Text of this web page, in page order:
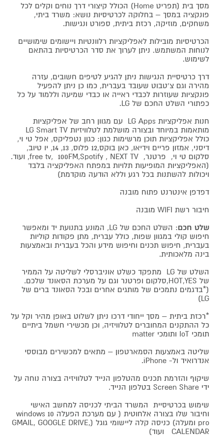
מסך בית (תפריט Home) הכולל קיצורי דרך נוחים וקלים לכל
פונקציה במסך – בחלוקה לכרטיסיות נושא: משרד ביתי,
משחקים, מוזיקה, רכזת ביתית, ספורט ונגישות.
הכרטיסיות מובילות לאפליקציות רלוונטיות ויישומים שימושיים
לנוחות המשתמש. ניתן לערוך את סדר הכרטיסיות בהתאם
לשימוש.
דרך כרטיסיית הנגישות ניתן להגיע לטיפים חשובים, עזרה
מהירה וגם צ'טבוט שעובד בעברית, כמו כן ניתן להפעיל
פונקציות שעוזרות לכבדי ראייה או כבדי שמיעה וללמוד על כל
כפתורי השלט החכם של LG.
חנות אפליקציות LG Apps עם מגוון רחב של אפליקציות
מותאמות במיוחד ובצורה מושלמת לטלוויזיות LG Smart TV
כולל אפליקציות תוכן מרשימות כגון: כגון נטפליקס, אפל טי וי,
דיסני, אמזון פריים וידיאו, כאן בוקס,12 פלוס, 13, 14, יו טיוב,
סלקום טי וי, פרטנר, free tv, 100FM,Spotify , NEXT TV, ועוד.
(האפליקציות המופיעות תלויות במפתח האפליקציה בלבד
ויכולות להשתנות בכל רגע וללא הודעה מוקדמת)
דפדפן אינטרנט פתוח מובנה
חיבור רשת WIFI מובנה
שלט חכם
: השלט החכם של LG, המונע בתנועת יד ומאפשר
חיפוש קולי במגוון שפות, כולל עברית, מתן פקודות קוליות
בעברית, חיפוש תכנים וחיפוש מידע והכל בעברית ובאמצעות
בינה מלאכותית.
השלט של LG מתפקד כשלט אוניברסלי לשליטה על הממיר
של HOT,YES,סלקום ופרטנר וגם על מערכת הסאונד שלכם.
(*בדגמים נתמכים של מותגים אחרים ובכל הסאונד ברים של
LG)
*רכזת ביתית – מסך ייחודי דרכו ניתן לשלוט באופן מהיר וקל על
כל ההתקנים המחוברים לטלוויזיה, וכן מכשירי חשמל ביתיים
תומכי IoT ותומכי matter
שליטה באמצעות הסמארטפון – מתאים למכשירים מבוססי
אנדרואיד ול- iPhone.
שיקוף והזרמת תכנים מהטלפון הנייד לטלוויזיה בצורה נוחה על
ידי Screen Share בטלפון הנייד.
שימוש בכרטיסיית המשרד הביתי לכניסה למחשב האישי
וחיבור שלו בצורה אלחוטית ( עם מערכת הפעלה windows 10
pro ומעלה) כניסה קלה ליישומי גוגל (GMAIL, GOOGLE DRIVE,
CALENDAR ועוד)